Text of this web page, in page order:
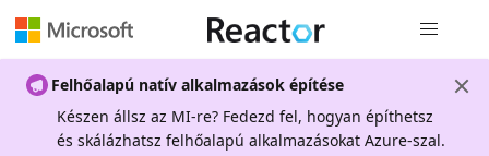
Felhőalapú natív alkalmazások építése
Készen állsz az MI-re? Fedezd fel, hogyan építhetsz
és skálázhatsz felhőalapú alkalmazásokat Azure-szal.